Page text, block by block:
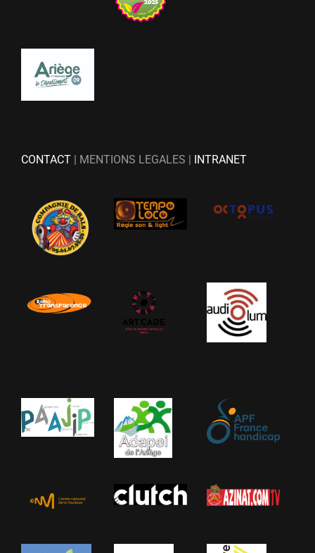
CONTACT | MENTIONS LEGALES | INTRANET